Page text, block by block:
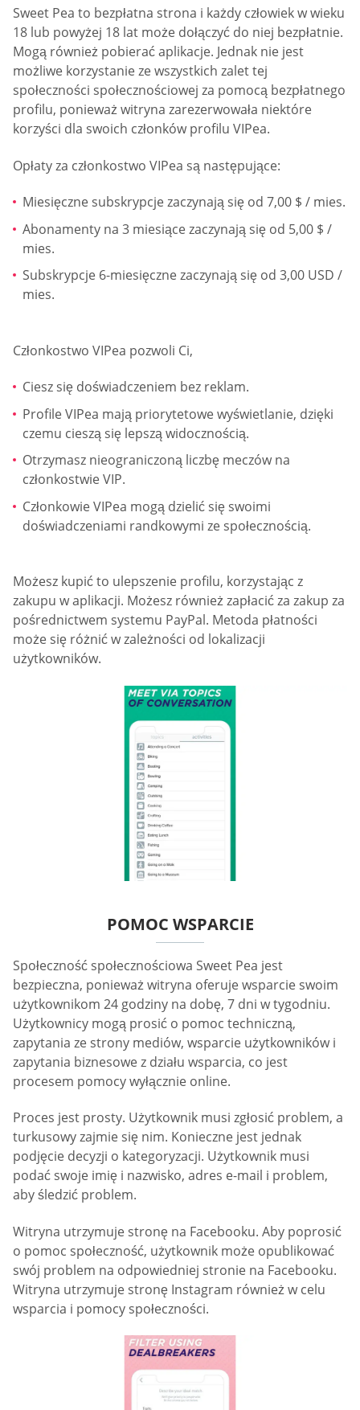
Sweet Pea to bezpłatna strona i każdy człowiek w wieku
18 lub powyżej 18 lat może dołączyć do niej bezpłatnie.
Mogą również pobierać aplikacje. Jednak nie jest
możliwe korzystanie ze wszystkich zalet tej
społeczności społecznościowej za pomocą bezpłatnego
profilu, ponieważ witryna zarezerwowała niektóre
korzyści dla swoich członków profilu VIPea.
Opłaty za członkostwo VIPea są następujące:
Miesięczne subskrypcje zaczynają się od 7,00 $ / mies.
Abonamenty na 3 miesiące zaczynają się od 5,00 $ /
mies.
Subskrypcje 6-miesięczne zaczynają się od 3,00 USD /
mies.
Członkostwo VIPea pozwoli Ci,
Ciesz się doświadczeniem bez reklam.
Profile VIPea mają priorytetowe wyświetlanie, dzięki
czemu cieszą się lepszą widocznością.
Otrzymasz nieograniczoną liczbę meczów na
członkostwie VIP.
Członkowie VIPea mogą dzielić się swoimi
doświadczeniami randkowymi ze społecznością.
Możesz kupić to ulepszenie profilu, korzystając z
zakupu w aplikacji. Możesz również zapłacić za zakup za
pośrednictwem systemu PayPal. Metoda płatności
może się różnić w zależności od lokalizacji
użytkowników.
POMOC WSPARCIE
Społeczność społecznościowa Sweet Pea jest
bezpieczna, ponieważ witryna oferuje wsparcie swoim
użytkownikom 24 godziny na dobę, 7 dni w tygodniu.
Użytkownicy mogą prosić o pomoc techniczną,
zapytania ze strony mediów, wsparcie użytkowników i
zapytania biznesowe z działu wsparcia, co jest
procesem pomocy wyłącznie online.
Proces jest prosty. Użytkownik musi zgłosić problem, a
turkusowy zajmie się nim. Konieczne jest jednak
podjęcie decyzji o kategoryzacji. Użytkownik musi
podać swoje imię i nazwisko, adres e-mail i problem,
aby śledzić problem.
Witryna utrzymuje stronę na Facebooku. Aby poprosić
o pomoc społeczność, użytkownik może opublikować
swój problem na odpowiedniej stronie na Facebooku.
Witryna utrzymuje stronę Instagram również w celu
wsparcia i pomocy społeczności.